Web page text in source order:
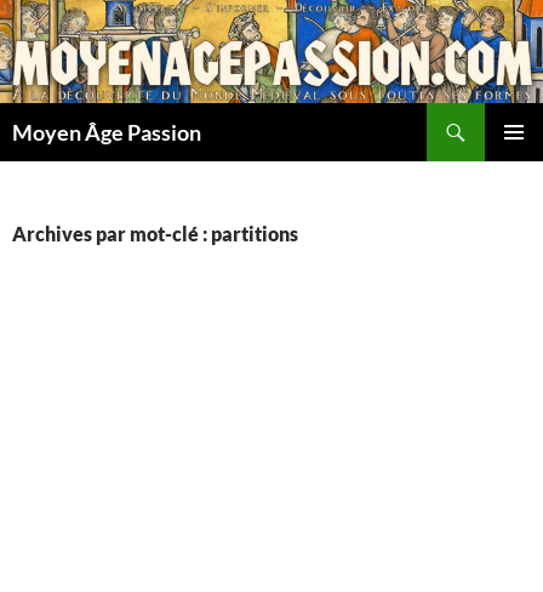
Aller
au
contenu
Moyen Âge Passion
Archives par mot-clé : partitions